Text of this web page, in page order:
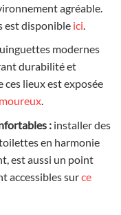
agréable.
est disponible ici
modernes
durabilité et
ces lieux est exposée
.
:installer des
en harmonie
est aussi un point
accessibles surce